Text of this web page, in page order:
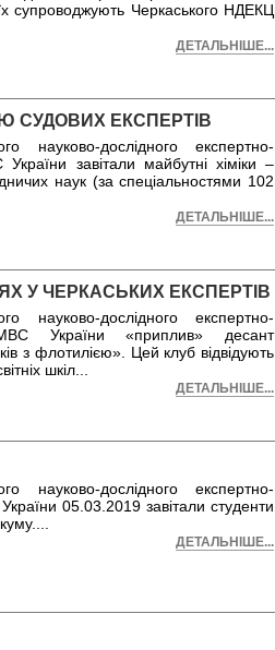
супроводжують Черкаського НДЕКЦ
ДЕТАЛЬНІШЕ...
СУДОВИХ ЕКСПЕРТІВ
науково-дослідного експертно-
завітали майбутні хіміки –
наук (за спеціальностями 102
ДЕТАЛЬНІШЕ...
У ЧЕРКАСЬКИХ ЕКСПЕРТІВ
науково-дослідного експертно-
МВС України «приплив» десант
з флотилією». Цей клуб відвідують
шкіл
ДЕТАЛЬНІШЕ...
науково-дослідного експертно-
05.03.2019 завітали студенти
ДЕТАЛЬНІШЕ...